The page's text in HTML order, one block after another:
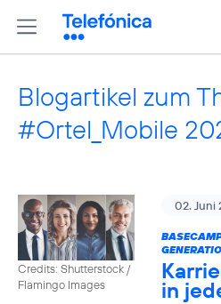
Blogartikel zum
#Ortel_Mobile
Credits: Shutterstock /
Flamingo Images
02. Juni
in